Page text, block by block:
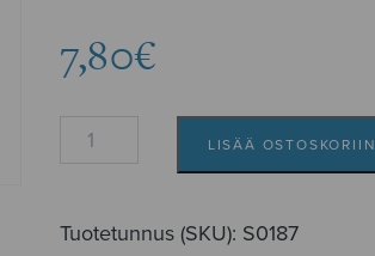
7,80€
Pakkasen
LISÄÄ OSTOSKORIIN
Tuotetunnus (SKU): S0187